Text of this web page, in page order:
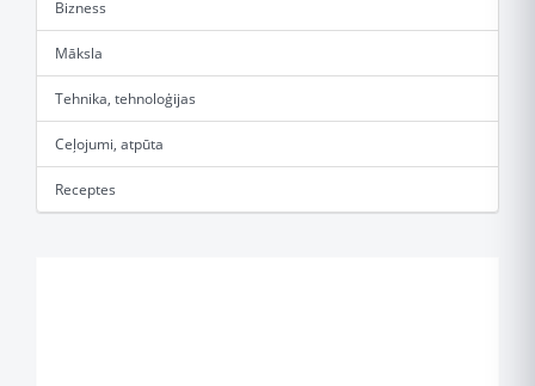
Bizness
Māksla
Tehnika, tehnoloģijas
Ceļojumi, atpūta
Receptes